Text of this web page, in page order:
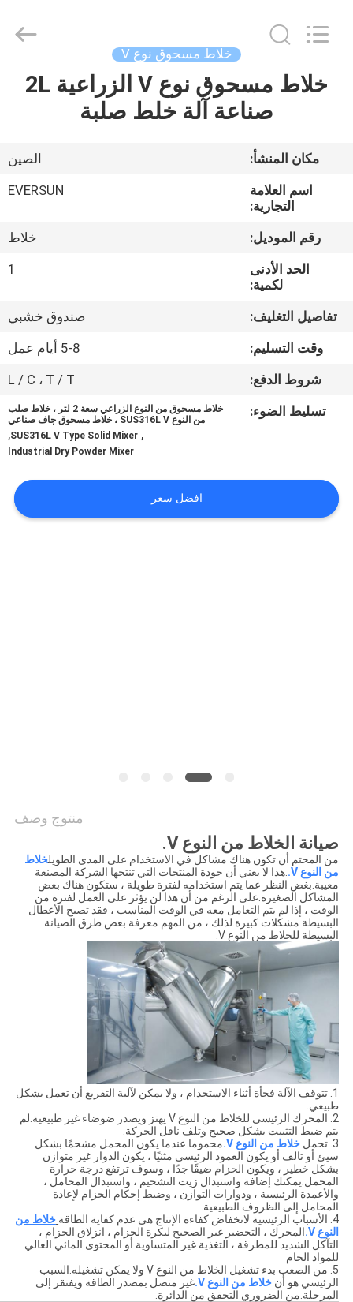
مسكن
عرض
الافتراضي
معلومات
عنا
المعمل
الجودة
خلاط مسحوق نوع V
خلاط مسحوق نوع V الزراعية 2L
صناعة آلة خلط صلبة
مكان المنشأ:
الصين
اسم العلامة
التجارية:
EVERSUN
رقم الموديل:
خلاط
الحد الأدنى
لكمية:
1
تفاصيل التغليف:
صندوق خشبي
وقت التسليم:
5-8 أيام عمل
شروط الدفع:
L / C ، T / T
تسليط الضوء:
خلاط مسحوق من النوع الزراعي سعة 2 لتر ، خلاط صلب
من النوع SUS316L V ، خلاط مسحوق جاف صناعي
,
SUS316L V Type Solid Mixer
,
Industrial Dry Powder Mixer
افضل سعر
منتوج وصف
صيانة الخلاط من النوع V.
من المحتم أن تكون هناك مشاكل في الاستخدام على المدى الطويلخلاط
من النوع V.
.هذا لا يعني أن جودة المنتجات التي تنتجها الشركة المصنعة
معيبة.بغض النظر عما يتم استخدامه لفترة طويلة ، ستكون هناك بعض
المشاكل الصغيرة.على الرغم من أن هذا لن يؤثر على العمل لفترة من
الوقت ، إذا لم يتم التعامل معه في الوقت المناسب ، فقد تصبح الأعطال
البسيطة مشكلات كبيرة.لذلك ، من المهم معرفة بعض طرق الصيانة
البسيطة للخلاط من النوع V.
1. تتوقف الآلة فجأة أثناء الاستخدام ، ولا يمكن لآلية التفريغ أن تعمل بشكل
طبيعي.
2. المحرك الرئيسي للخلاط من النوع V يهتز ويصدر ضوضاء غير طبيعية.لم
يتم ضبط التثبيت بشكل صحيح وتلف ناقل الحركة.
3. تحمل
خلاط من النوع V.
محموما.عندما يكون المحمل مشحمًا بشكل
سيئ أو تالف أو يكون العمود الرئيسي مثنيًا ، يكون الدوار غير متوازن
بشكل خطير ، ويكون الحزام ضيقًا جدًا ، وسوف ترتفع درجة حرارة
المحمل.يمكنك إضافة واستبدال زيت التشحيم ، واستبدال المحامل ،
والأعمدة الرئيسية ، ودوارات التوازن ، وضبط إحكام الحزام لإعادة
المحامل إلى الظروف الطبيعية.
4. الأسباب الرئيسية لانخفاض كفاءة الإنتاج هي عدم كفاية الطاقة
خلاط من
النوع V.
المحرك ، التحضير غير الصحيح لبكرة الحزام ، انزلاق الحزام ،
التآكل الشديد للمطرقة ، التغذية غير المتساوية أو المحتوى المائي العالي
للمواد الخام
5. من الصعب بدء تشغيل الخلاط من النوع V ولا يمكن تشغيله.السبب
الرئيسي هو أن خلاط من النوع V.
غير متصل بمصدر الطاقة ويفتقر إلى
المرحلة.من الضروري التحقق من الدائرة.